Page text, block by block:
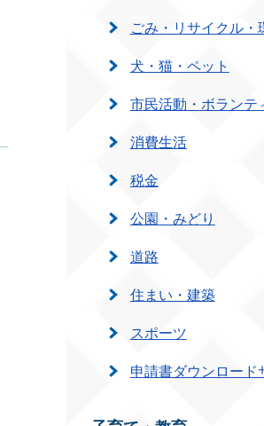
ごみ・リサイクル・
犬・猫・ペット
市民活動・ボランテ
消費生活
税金
公園・みどり
道路
住まい・建築
スポーツ
申請書ダウンロード